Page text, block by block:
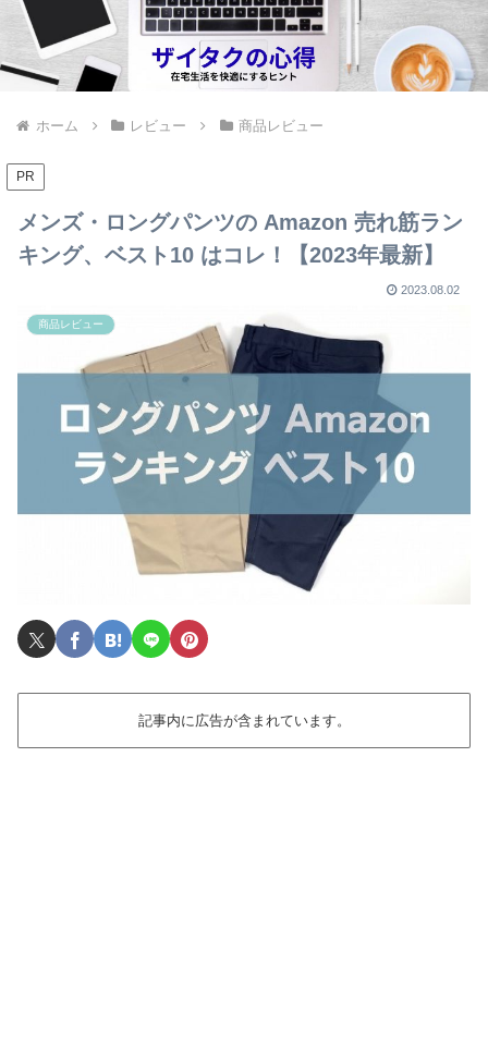
ホーム レビュー 商品レビュー
PR
メンズ・ロングパンツの Amazon 売れ筋ラン
キング、ベスト10 はコレ！【2023年最新】
2023.08.02
商品レビュー
記事内に広告が含まれています。